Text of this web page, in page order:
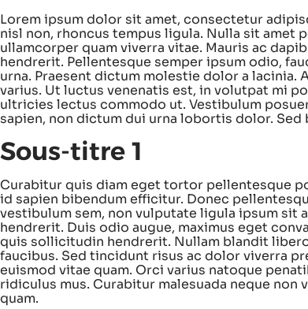
Lorem ipsum dolor sit amet, consectetur
nisl non, rhoncus tempus ligula. Nulla sit amet
ullamcorper quam viverra vitae. Mauris ac
hendrerit. Pellentesque semper ipsum odio,
urna. Praesent dictum molestie dolor a
varius. Ut luctus venenatis est, in volutpat mi
ultricies lectus commodo ut. Vestibulum
sapien, non dictum dui urna lobortis dolor. Sed
Sous-titre 1
Curabitur quis diam eget tortor pellentesque
id sapien bibendum efficitur. Donec
vestibulum sem, non vulputate ligula ipsum sit
hendrerit. Duis odio augue, maximus eget
quis sollicitudin hendrerit. Nullam blandit
faucibus. Sed tincidunt risus ac dolor viverra
euismod vitae quam. Orci varius natoque
ridiculus mus. Curabitur malesuada neque
quam.